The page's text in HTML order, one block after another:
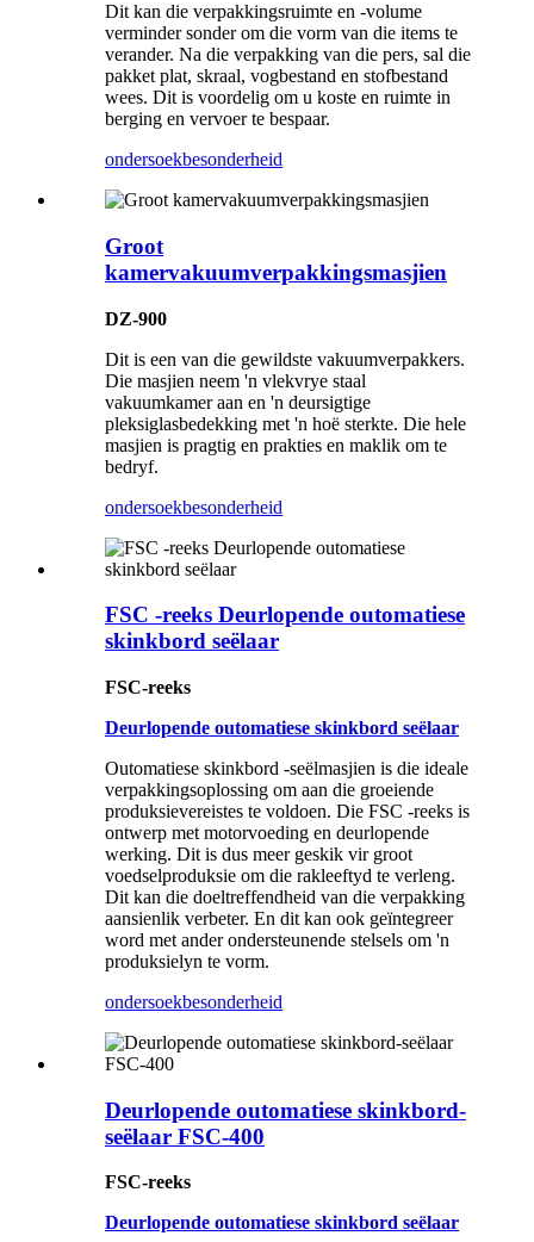
Dit kan die verpakkingsruimte en -volume
verminder sonder om die vorm van die items te
verander. Na die verpakking van die pers, sal die
pakket plat, skraal, vogbestand en stofbestand
wees. Dit is voordelig om u koste en ruimte in
berging en vervoer te bespaar.
ondersoekbesonderheid
Groot
kamervakuumverpakkingsmasjien
DZ-900
Dit is een van die gewildste vakuumverpakkers.
Die masjien neem 'n vlekvrye staal
vakuumkamer aan en 'n deursigtige
pleksiglasbedekking met 'n hoë sterkte. Die hele
masjien is pragtig en prakties en maklik om te
bedryf.
ondersoekbesonderheid
FSC -reeks Deurlopende outomatiese
skinkbord seëlaar
FSC-reeks
Deurlopende outomatiese skinkbord seëlaar
Outomatiese skinkbord -seëlmasjien is die ideale
verpakkingsoplossing om aan die groeiende
produksievereistes te voldoen. Die FSC -reeks is
ontwerp met motorvoeding en deurlopende
werking. Dit is dus meer geskik vir groot
voedselproduksie om die rakleeftyd te verleng.
Dit kan die doeltreffendheid van die verpakking
aansienlik verbeter. En dit kan ook geïntegreer
word met ander ondersteunende stelsels om 'n
produksielyn te vorm.
ondersoekbesonderheid
Deurlopende outomatiese skinkbord-
seëlaar FSC-400
FSC-reeks
Deurlopende outomatiese skinkbord seëlaar